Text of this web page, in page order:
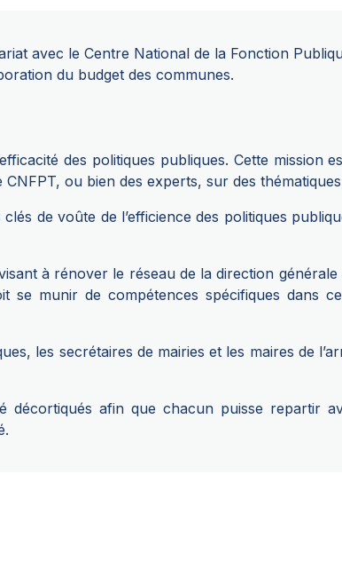
avec le Centre National de la Fonction
du budget des communes.
des politiques publiques. Cette mission
CNFPT, ou bien des experts, sur des
de voûte de l’efficience des politiques
à rénover le réseau de la direction générale
se munir de compétences spécifiques dans
les secrétaires de mairies et les maires de
afin que chacun puisse repartir